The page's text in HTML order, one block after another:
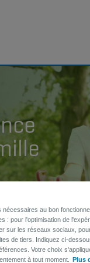
nécessaires au bon
: pour l'optimisation de
sur les réseaux sociaux,
de tiers. Indiquez ci-
Votre choix
à tout moment.
Plus